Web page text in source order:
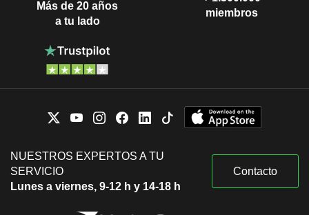
Más de 20 años
a tu lado
miembros
NUESTROS EXPERTOS A TU
SERVICIO
Lunes a viernes, 9-12 h y 14-18 h
Contacto